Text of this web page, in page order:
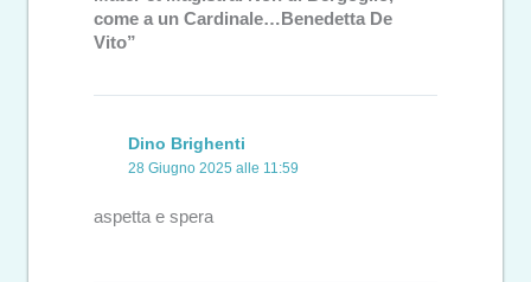
come a un Cardinale…Benedetta De
Vito”
Dino Brighenti
28 Giugno 2025 alle 11:59
aspetta e spera